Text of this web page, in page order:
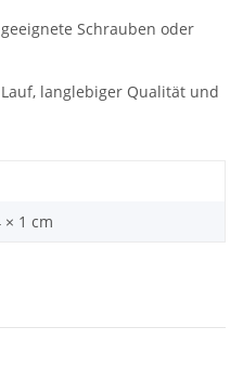
Schrauben oder
langlebiger Qualität und
× 1 cm